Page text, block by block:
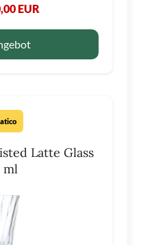
EUR
Latte Glass
ml